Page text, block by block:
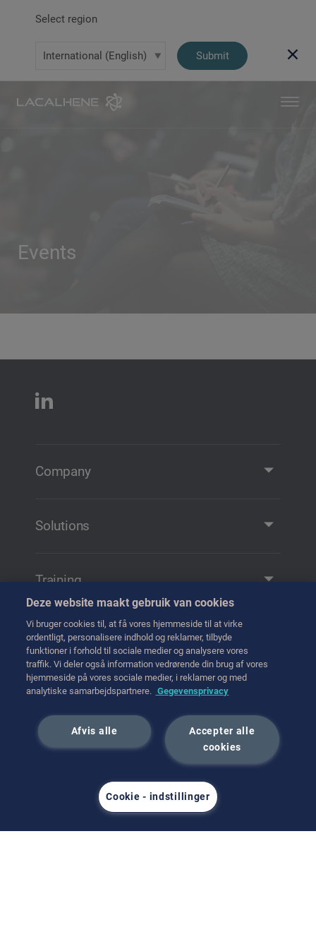
Select region
Submit
Events
Company
Contact
Solutions
Remote Manipulation
Transfer
Handling
Transport
Hot Cell Equipment
Training
Training
Tag kontakt til os
International (English)
juni 2023
Deze website maakt gebruik van cookies
Vi bruger cookies til, at få vores hjemmeside til at virke
ordentligt, personalisere indhold og reklamer, tilbyde
funktioner i forhold til sociale medier og analysere vores
traffik. Vi deler også information vedrørende din brug af vores
hjemmeside på vores sociale medier, i reklamer og med
analytiske samarbejdspartnere. Gegevensprivacy
Accepter alle
cookies
Afvis alle
Cookie - indstillinger